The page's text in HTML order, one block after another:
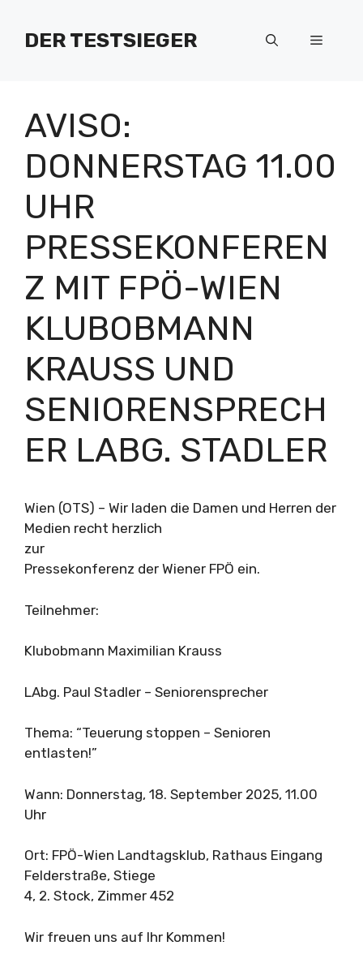
Inhalt
springenDER TESTSIEGER Menü
AVISO:
DONNERSTAG 11.00
UHR
PRESSEKONFEREN
Z MIT FPÖ-WIEN
KLUBOBMANN
KRAUSS UND
SENIORENSPRECH
ER LABG. STADLER
Wien (OTS) – Wir laden die Damen und Herren der
Medien recht herzlich
zur
Pressekonferenz der Wiener FPÖ ein.
Teilnehmer:
Klubobmann Maximilian Krauss
LAbg. Paul Stadler – Seniorensprecher
Thema: “Teuerung stoppen – Senioren
entlasten!”
Wann: Donnerstag, 18. September 2025, 11.00
Uhr
Ort: FPÖ-Wien Landtagsklub, Rathaus Eingang
Felderstraße, Stiege
4, 2. Stock, Zimmer 452
Wir freuen uns auf Ihr Kommen!